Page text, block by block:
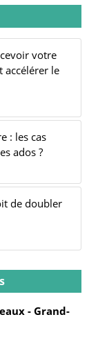
votre
accélérer le
: les cas
ados ?
de doubler
- Grand-